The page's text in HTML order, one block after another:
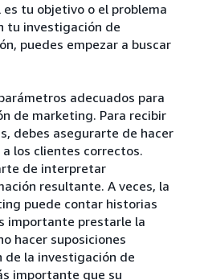
tu objetivo o el problema
tu investigación de
puedes empezar a buscar
adecuados para
de marketing. Para recibir
debes asegurarte de hacer
los clientes correctos.
de interpretar
resultante. A veces, la
puede contar historias
importante prestarle la
hacer suposiciones
de la investigación de
importante que su